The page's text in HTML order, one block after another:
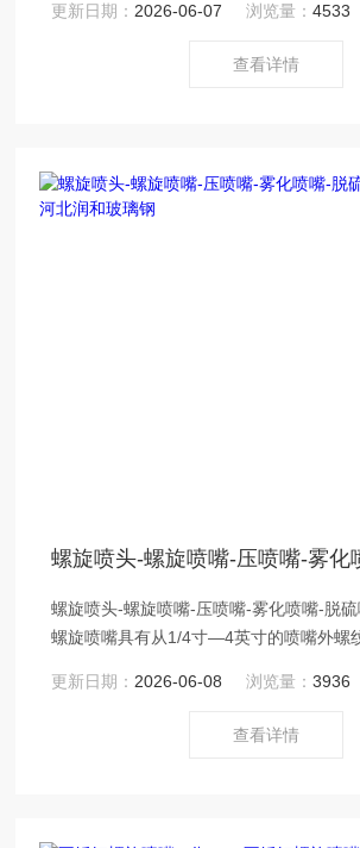
更新日期： 2026-06-07 浏览量：4533
查看详情
螺旋喷头-螺旋喷嘴-压喷嘴-雾化喷嘴-脱
螺旋喷嘴具有从1/4寸—4英寸的喷嘴外螺
满足各种需求。螺旋喷嘴由PP塑料螺旋喷
嘴、316不锈钢螺旋喷头、316L不锈钢螺
更新日期： 2026-06-08 浏览量：3936
查看详情